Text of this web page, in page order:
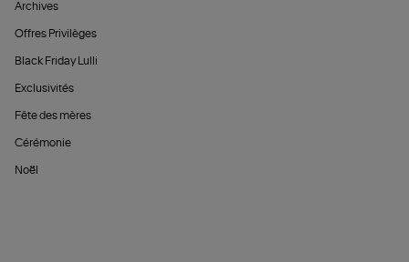
Archives
Offres Privilèges
Black Friday Lulli
Exclusivités
Fête des mères
Cérémonie
Noël